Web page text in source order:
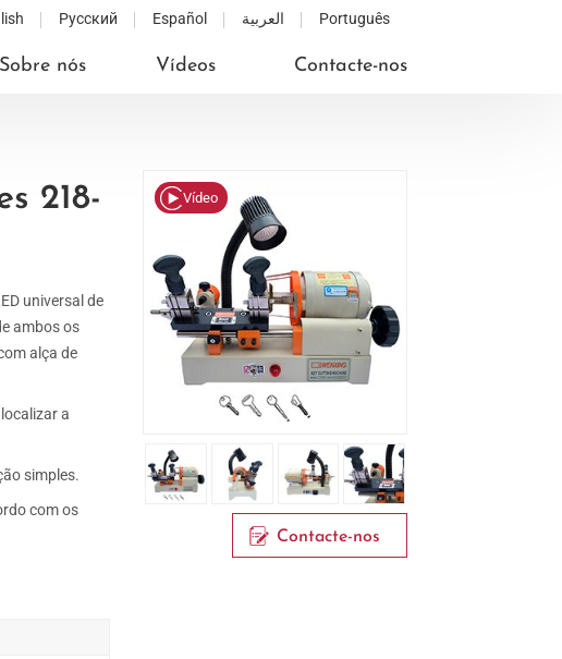
Русский Español العربية Português
Sobre nós Vídeos Contacte-nos
Vídeo
Contacte-nos
218-
universal de
ambos os
alça de
a
simples.
com os